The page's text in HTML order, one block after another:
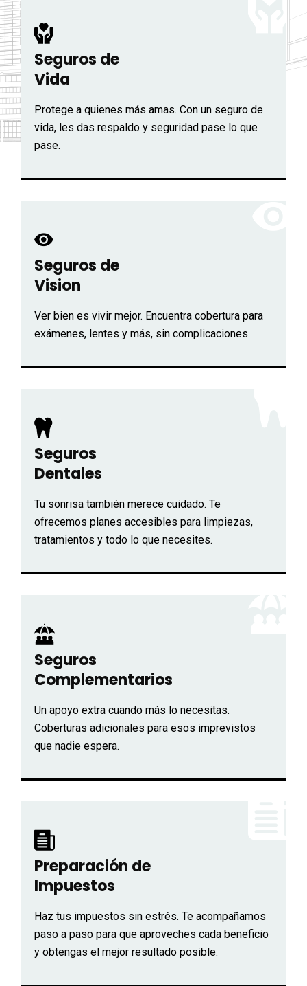
Seguros de
Vida
Protege a quienes más amas. Con un seguro de
vida, les das respaldo y seguridad pase lo que
pase.
Seguros de
Vision
Ver bien es vivir mejor. Encuentra cobertura para
exámenes, lentes y más, sin complicaciones.
Seguros
Dentales
Tu sonrisa también merece cuidado. Te
ofrecemos planes accesibles para limpiezas,
tratamientos y todo lo que necesites.
Seguros
Complementarios
Un apoyo extra cuando más lo necesitas.
Coberturas adicionales para esos imprevistos
que nadie espera.
Preparación de
Impuestos
Haz tus impuestos sin estrés. Te acompañamos
paso a paso para que aproveches cada beneficio
y obtengas el mejor resultado posible.